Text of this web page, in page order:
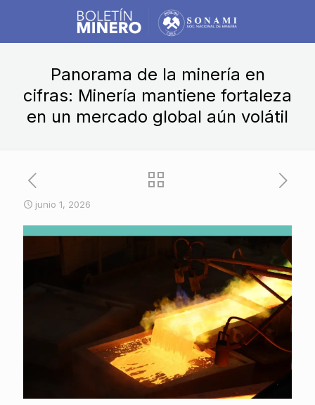
Panorama de la minería en
cifras: Minería mantiene fortaleza
en un mercado global aún volátil
junio 1, 2026